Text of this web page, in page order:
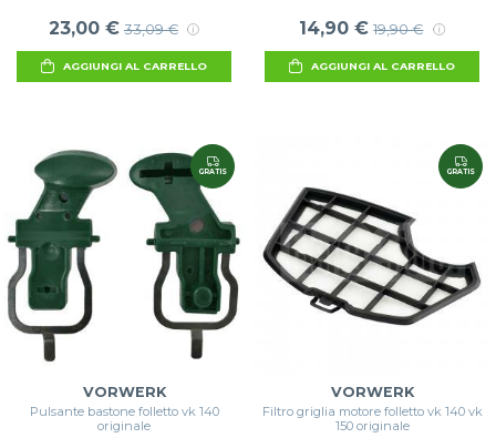
23,00 € 33,09 €
AGGIUNGI AL CARRELLO
14,90 € 19,90 €
AGGIUNGI AL CARRELLO
GRATIS
VORWERK
Pulsante bastone folletto vk 140
originale
GRATIS
VORWERK
Filtro griglia motore folletto vk 140 vk
150 originale